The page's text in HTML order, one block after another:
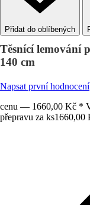
Těsnící lemování
140 cm
Napsat první hodnocení
cenu — 1660,00 Kč *
přepravu za ks1660,00